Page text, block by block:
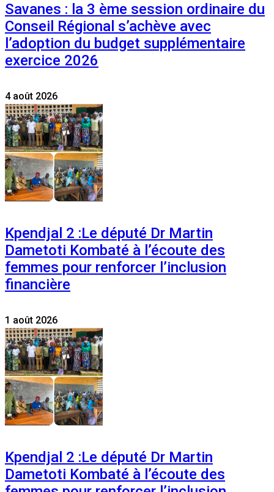
Savanes : la 3 ème session ordinaire du
Conseil Régional s’achève avec
l’adoption du budget supplémentaire
exercice 2026
4 août 2026
Kpendjal 2 :Le député Dr Martin
Dametoti Kombaté à l’écoute des
femmes pour renforcer l’inclusion
financière
1 août 2026
Kpendjal 2 :Le député Dr Martin
Dametoti Kombaté à l’écoute des